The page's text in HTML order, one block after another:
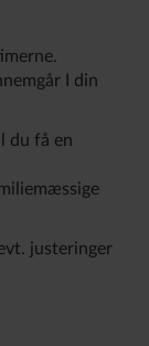
I din
du få en
justeringer